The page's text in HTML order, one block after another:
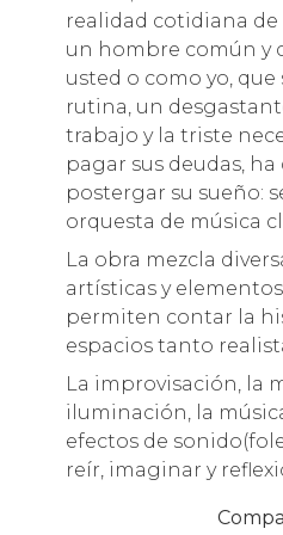
realidad cotidiana
un hombre común y
usted o como yo, que
rutina, un
trabajo y la triste
pagar sus deudas,
postergar su sueño:
orquesta de música
La obra mezcla
artísticas y
permiten contar la
espacios tanto
La improvisación, la
iluminación, la
efectos de
reír, imaginar y